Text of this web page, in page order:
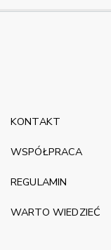
KONTAKT
WSPÓŁPRACA
REGULAMIN
WARTO WIEDZIEĆ